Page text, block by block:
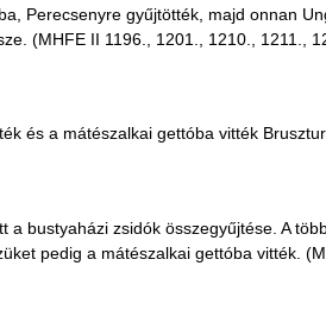
Perecsenyre gyűjtötték, majd onnan
(MHFE II 1196., 1201., 1210., 1211.,
és a mátészalkai gettóba vitték
a bustyaházi zsidók összegyűjtése. A
pedig a mátészalkai gettóba vitték.